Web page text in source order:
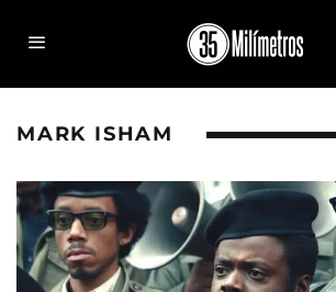
MARK ISHAM